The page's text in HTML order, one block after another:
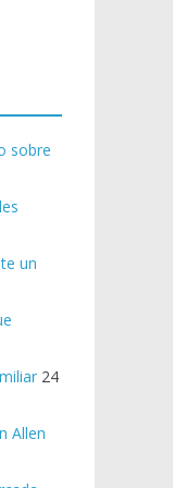
sobre
un
24
Allen